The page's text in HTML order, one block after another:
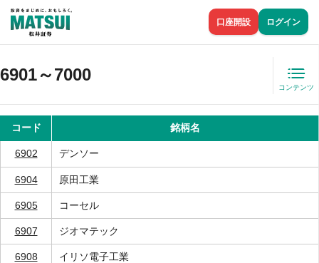
口座開設 ログイン
6901～7000
コンテンツ
コード 銘柄名
6902 デンソー
6904 原田工業
6905 コーセル
6907 ジオマテック
6908 イリソ電子工業